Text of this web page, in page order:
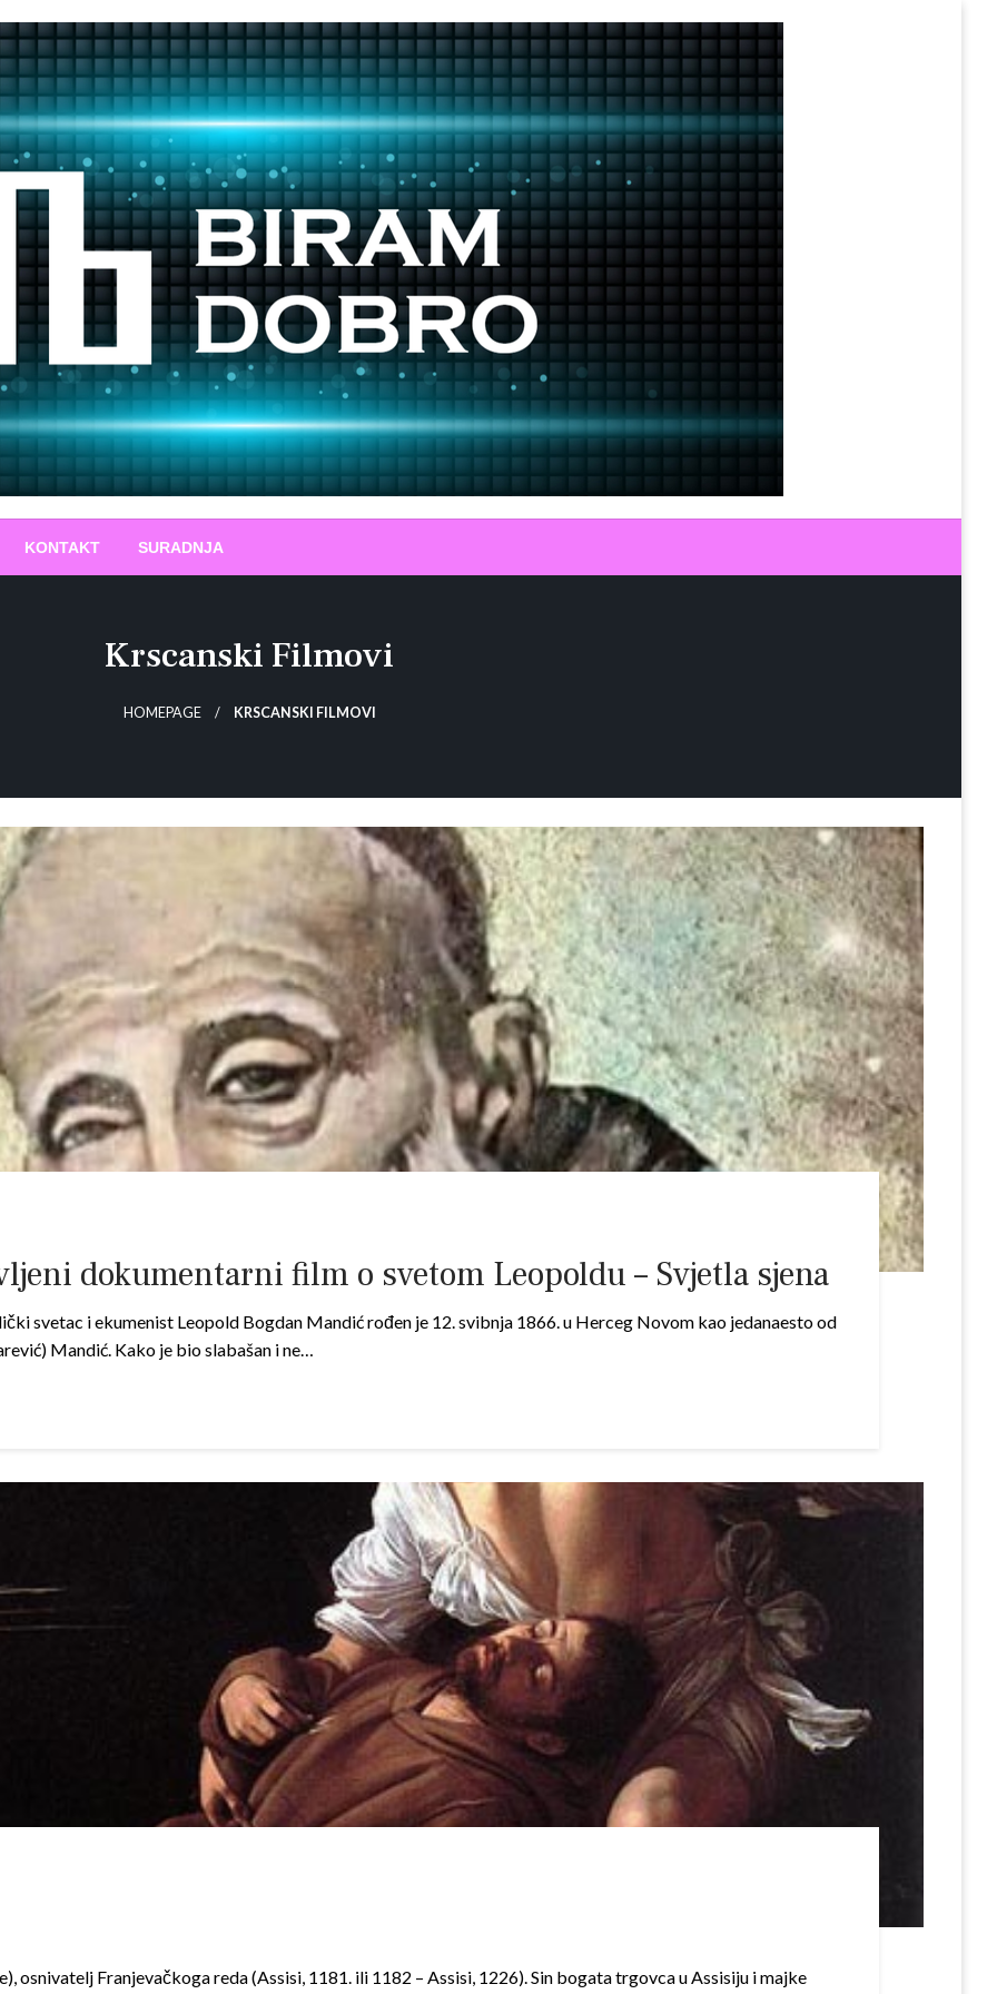
KONTAKT SURADNJA
Krscanski Filmovi
HOMEPAGE KRSCANSKI FILMOVI
dokumentarni film o svetom Leopoldu – Svjetla sjena
svetac i ekumenist Leopold Bogdan Mandić rođen je 12. svibnja 1866. u Herceg Novom kao jedanaesto od
Mandić. Kako je bio slabašan i ne…
osnivatelj Franjevačkoga reda (Assisi, 1181. ili 1182 – Assisi, 1226). Sin bogata trgovca u Assisiju i majke